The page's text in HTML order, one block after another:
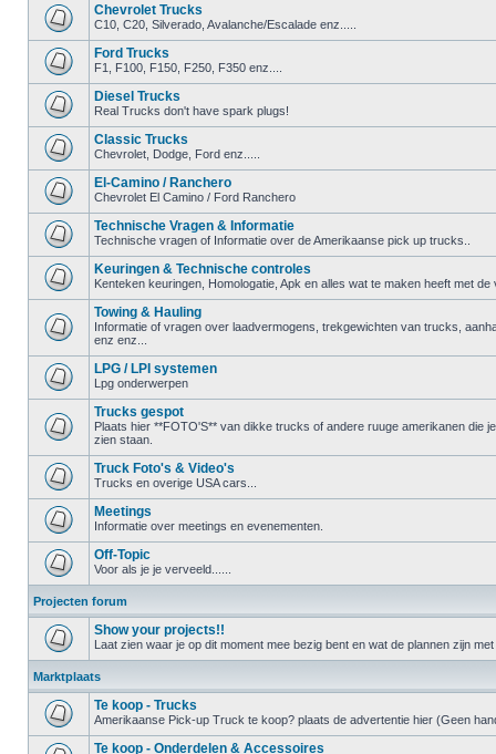
Chevrolet Trucks
C10, C20, Silverado, Avalanche/Escalade enz.....
Ford Trucks
F1, F100, F150, F250, F350 enz....
Diesel Trucks
Real Trucks don't have spark plugs!
Classic Trucks
Chevrolet, Dodge, Ford enz.....
El-Camino / Ranchero
Chevrolet El Camino / Ford Ranchero
Technische Vragen & Informatie
Technische vragen of Informatie over de Amerikaanse pick up trucks..
Keuringen & Technische controles
Kenteken keuringen, Homologatie, Apk en alles wat te maken heeft met
Towing & Hauling
Informatie of vragen over laadvermogens, trekgewichten van trucks,
enz enz...
LPG / LPI systemen
Lpg onderwerpen
Trucks gespot
Plaats hier **FOTO'S** van dikke trucks of andere ruuge amerikanen die
zien staan.
Truck Foto's & Video's
Trucks en overige USA cars...
Meetings
Informatie over meetings en evenementen.
Off-Topic
Voor als je je verveeld......
Projecten forum
Show your projects!!
Laat zien waar je op dit moment mee bezig bent en wat de plannen zijn
Marktplaats
Te koop - Trucks
Amerikaanse Pick-up Truck te koop? plaats de advertentie hier (Geen
Te koop - Onderdelen & Accessoires